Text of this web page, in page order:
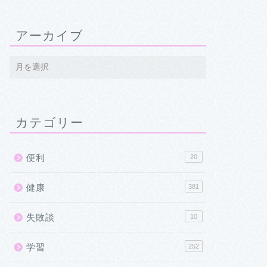
アーカイブ
カテゴリー
便利 20
健康 381
失敗談 10
学習 252